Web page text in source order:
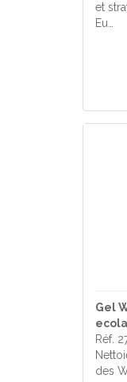
et
Eu…
Gel
Réf.
des